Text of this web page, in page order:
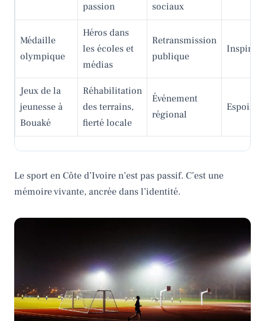
passion
sociaux
Médaille
olympique
Héros dans
les écoles et
médias
Retransmission
publique
Jeux de la
jeunesse à
Bouaké
Réhabilitation
des terrains,
fierté locale
Événement
régional
Espoir
Le sport en Côte d’Ivoire n’est pas passif. C’est une
mémoire vivante, ancrée dans l’identité.